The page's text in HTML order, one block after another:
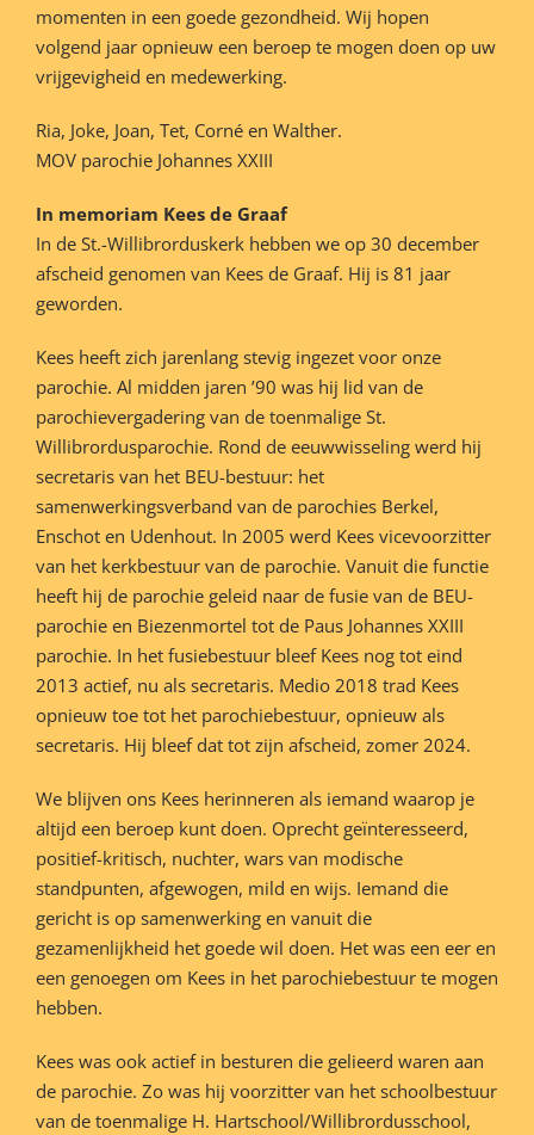
momenten in een goede gezondheid. Wij hopen
volgend jaar opnieuw een beroep te mogen doen op uw
vrijgevigheid en medewerking.
Ria, Joke, Joan, Tet, Corné en Walther.
MOV parochie Johannes XXIII
In memoriam Kees de Graaf
In de St.-Willibrorduskerk hebben we op 30 december
afscheid genomen van Kees de Graaf. Hij is 81 jaar
geworden.
Kees heeft zich jarenlang stevig ingezet voor onze
parochie. Al midden jaren ’90 was hij lid van de
parochievergadering van de toenmalige St.
Willibrordusparochie. Rond de eeuwwisseling werd hij
secretaris van het BEU-bestuur: het
samenwerkingsverband van de parochies Berkel,
Enschot en Udenhout. In 2005 werd Kees vicevoorzitter
van het kerkbestuur van de parochie. Vanuit die functie
heeft hij de parochie geleid naar de fusie van de BEU-
parochie en Biezenmortel tot de Paus Johannes XXIII
parochie. In het fusiebestuur bleef Kees nog tot eind
2013 actief, nu als secretaris. Medio 2018 trad Kees
opnieuw toe tot het parochiebestuur, opnieuw als
secretaris. Hij bleef dat tot zijn afscheid, zomer 2024.
We blijven ons Kees herinneren als iemand waarop je
altijd een beroep kunt doen. Oprecht geïnteresseerd,
positief-kritisch, nuchter, wars van modische
standpunten, afgewogen, mild en wijs. Iemand die
gericht is op samenwerking en vanuit die
gezamenlijkheid het goede wil doen. Het was een eer en
een genoegen om Kees in het parochiebestuur te mogen
hebben.
Kees was ook actief in besturen die gelieerd waren aan
de parochie. Zo was hij voorzitter van het schoolbestuur
van de toenmalige H. Hartschool/Willibrordusschool,